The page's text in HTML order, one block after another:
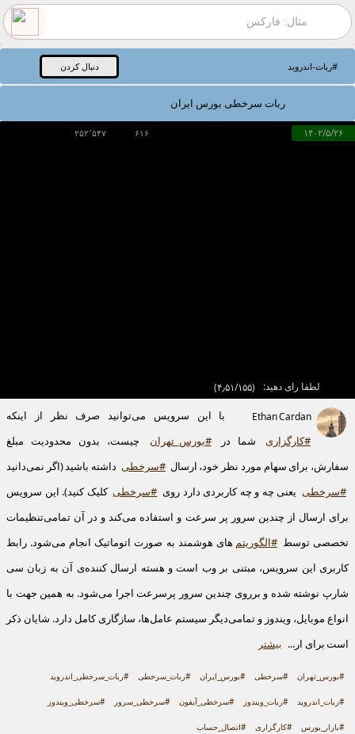
#ربات-اندروید دنبال کردن
ربات سرخطی بورس ایران
۱۴۰۲/۵/۲۶ ۶۱۶ ۲۵۲٬۵۴۷
لطفا رای دهید: ( ۴٫۵۱/۱۵۵)
Ethan Cardan
با این سرویس می‌توانید صرف نظر از اینکه
#کارگزاری
شما در #بورس_تهران
چیست، بدون محدودیت مبلغ
سفارش، برای سهام مورد نظر خود، ارسال #سرخطی داشته باشید (اگر نمی‌دانید
#سرخطی یعنی چه و چه کاربردی دارد روی #سرخطی کلیک کنید). این سرویس
برای ارسال از چندین سرور پر سرعت و استفاده می‌کند و در آن تمامی‌تنظیمات
تخصصی توسط #الگوریتم ‌های هوشمند به صورت اتوماتیک انجام می‌شود. رابط
کاربری این سرویس، مبتنی بر وب است و هسته ارسال کننده‌ی آن به زبان سی
شارپ نوشته شده و برروی چندین سرور پرسرعت اجرا می‌شود. به همین جهت با
انواع موبایل، ویندوز و تمامی‌دیگر سیستم عامل‌ها، سازگاری کامل دارد. شایان ذکر
است برای ار... بیشتر
#بورس_تهران #سرخطی #بورس_ایران #ربات_سرخطی #ربات_سرخطی_اندروید
#ربات_اندروید #ربات_ویندوز #سرخطی_آیفون #سرخطی_سرور #سرخطی_ویندوز
#بازار_بورس #کارگزاری #اتصال_حساب